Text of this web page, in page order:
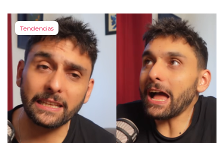
Tendencias